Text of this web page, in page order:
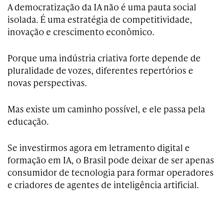
A democratização da IA não é uma pauta social
isolada. É uma estratégia de competitividade,
inovação e crescimento econômico.
Porque uma indústria criativa forte depende de
pluralidade de vozes, diferentes repertórios e
novas perspectivas.
Mas existe um caminho possível, e ele passa pela
educação.
Se investirmos agora em letramento digital e
formação em IA, o Brasil pode deixar de ser apenas
consumidor de tecnologia para formar operadores
e criadores de agentes de inteligência artificial.